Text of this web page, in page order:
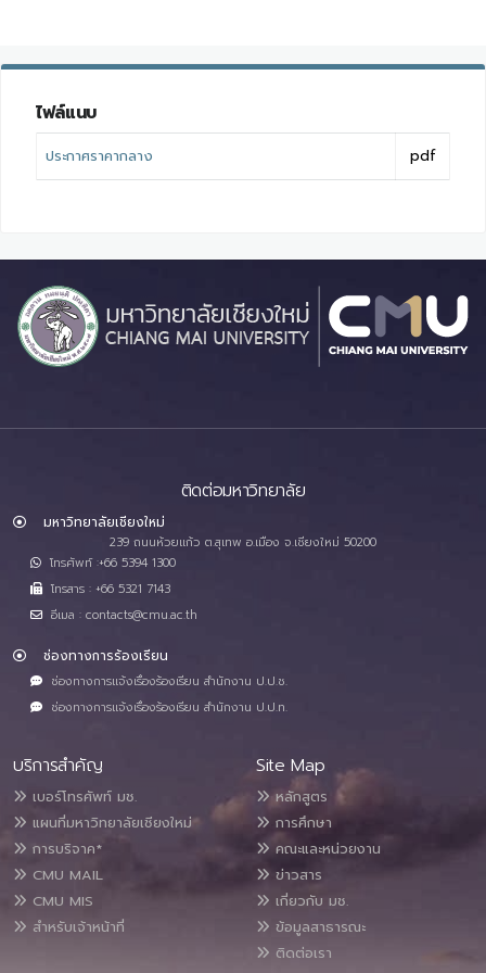
ไฟล์แนบ
ประกาศราคากลาง pdf
ติดต่อมหาวิทยาลัย
มหาวิทยาลัยเชียงใหม่
239 ถนนห้วยแก้ว ต.สุเทพ อ.เมือง จ.เชียงใหม่ 50200
โทรศัพท์ :+66 5394 1300
โทรสาร : +66 5321 7143
อีเมล : contacts@cmu.ac.th
ช่องทางการร้องเรียน
ช่องทางการแจ้งเรื่องร้องเรียน สำนักงาน ป.ป.ช.
ช่องทางการแจ้งเรื่องร้องเรียน สำนักงาน ป.ป.ท.
บริการสำคัญ
เบอร์โทรศัพท์ มช.
แผนที่มหาวิทยาลัยเชียงใหม่
การบริจาค*
CMU MAIL
CMU MIS
สำหรับเจ้าหน้าที่
Site Map
หลักสูตร
การศึกษา
คณะและหน่วยงาน
ข่าวสาร
เกี่ยวกับ มช.
ข้อมูลสาธารณะ
ติดต่อเรา